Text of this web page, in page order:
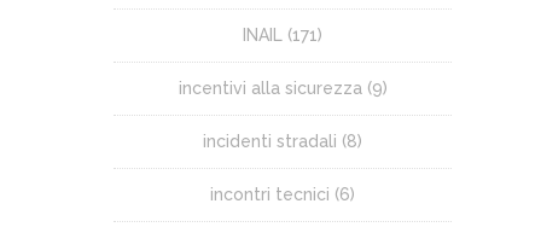
INAIL (171)
incentivi alla sicurezza (9)
incidenti stradali (8)
incontri tecnici (6)